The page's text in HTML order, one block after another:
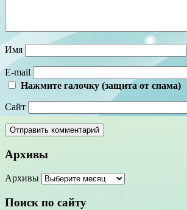
Имя
E-mail
Нажмите галочку (защита от спама)
Сайт
Архивы
Архивы
Поиск по сайту